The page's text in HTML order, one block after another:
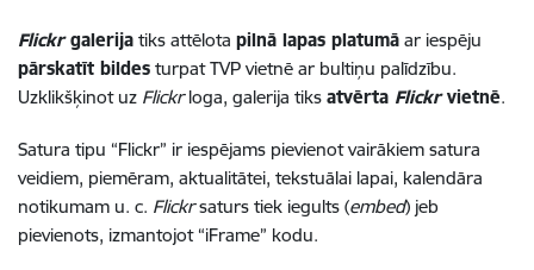
Flickrgalerija tiks attēlota pilnā lapas platumā ar iespēju
pārskatīt bildes turpat TVP vietnē ar bultiņu palīdzību.
Uzklikšķinot uz Flickrloga, galerija tiks atvērta Flickrvietnē.
Satura tipu “Flickr” ir iespējams pievienot vairākiem satura
veidiem, piemēram, aktualitātei, tekstuālai lapai, kalendāra
notikumam u. c. Flickrsaturs tiek iegults (embed) jeb
pievienots, izmantojot “iFrame” kodu.